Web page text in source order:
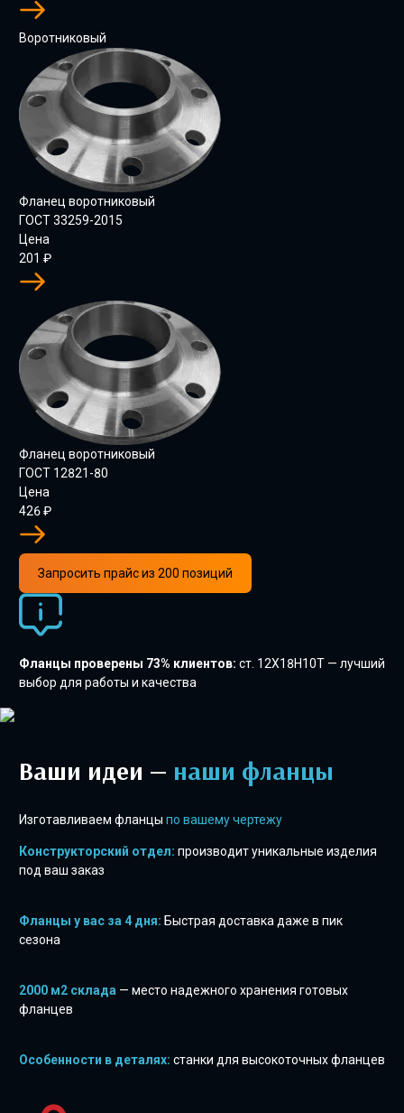
Воротниковый
Фланец воротниковый
ГОСТ 33259-2015
Цена
201 ₽
Фланец воротниковый
ГОСТ 12821-80
Цена
426₽
Запросить прайс из 200 позиций
Фланцы проверены 73% клиентов: ст. 12Х18Н10Т — лучший
выбор для работы и качества
Ваши идеи — наши фланцы
Изготавливаем фланцы по вашему чертежу
Конструкторский отдел: производит уникальные изделия
под ваш заказ
Фланцы у вас за 4 дня: Быстрая доставка даже в пик
сезона
2000 м2 склада — место надежного хранения готовых
фланцев
Особенности в деталях: станки для высокоточных фланцев